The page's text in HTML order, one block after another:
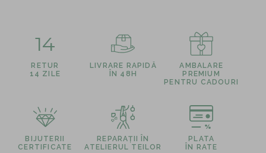
14
RETUR
14 ZILE
LIVRARE RAPIDĂ
ÎN 48H
AMBALARE
PREMIUM
PENTRU CADOURI
BIJUTERII
CERTIFICATE
REPARAȚII ÎN
ATELIERUL TEILOR
PLATA
ÎN RATE